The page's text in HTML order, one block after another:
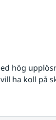
hög
ha koll på